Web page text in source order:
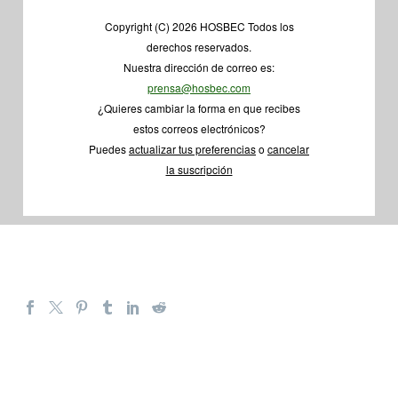
Copyright (C) 2026 HOSBEC Todos los
derechos reservados.
Nuestra dirección de correo es:
prensa@hosbec.com
¿Quieres cambiar la forma en que recibes
estos correos electrónicos?
Puedesactualizar tus preferenciaso cancelar
la suscripción